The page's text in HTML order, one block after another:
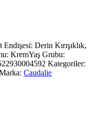
Endişesi: Derin Kırışıklık,
KremYaş Grubu:
Kategoriler:
Caudalie